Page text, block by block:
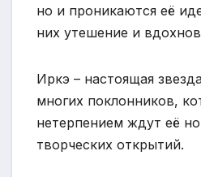
но и проникаются её
них утешение и
Иркэ – настоящая
многих поклонников,
нетерпением ждут её
творческих открытий.